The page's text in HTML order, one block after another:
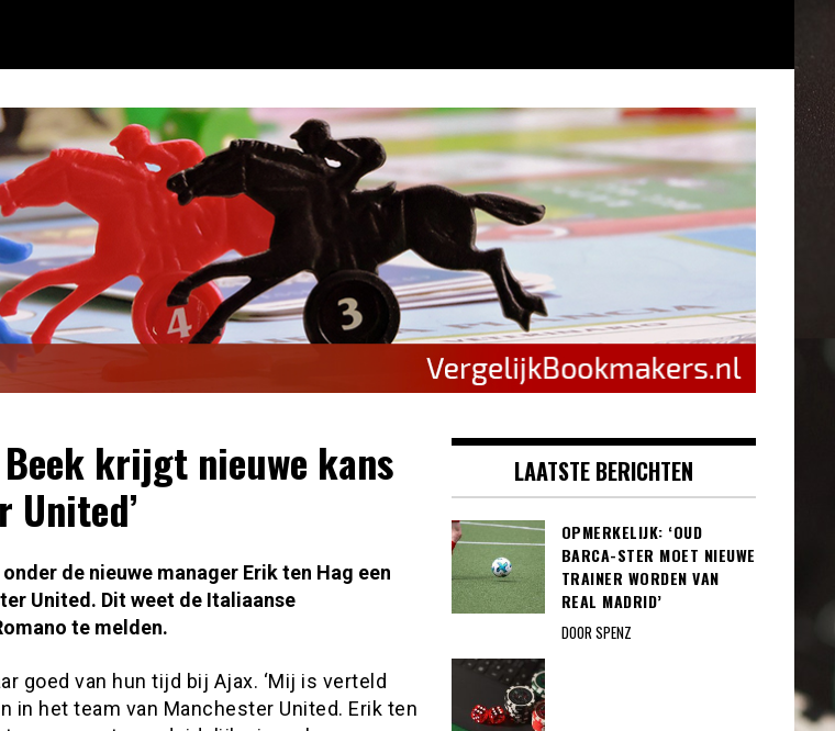
Beek krijgt nieuwe kans
United’
de nieuwe manager Erik ten Hag een
United. Dit weet de Italiaanse
te melden.
goed van hun tijd bij Ajax. ‘Mij is verteld
in het team van Manchester United. Erik ten
LAATSTE BERICHTEN
OPMERKELIJK: ‘OUD
BARCA-STER MOET NIEUWE
TRAINER WORDEN VAN
REAL MADRID’
DOOR SPENZ